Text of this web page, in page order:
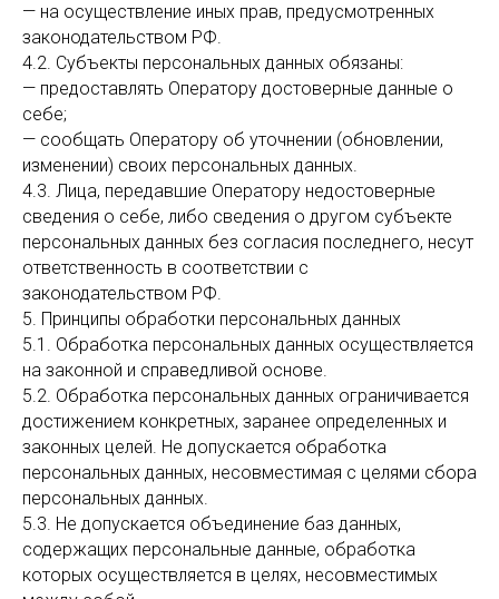
— на осуществление иных прав, предусмотренных
законодательством РФ.
4.2. Субъекты персональных данных обязаны:
— предоставлять Оператору достоверные данные о
себе;
— сообщать Оператору об уточнении (обновлении,
изменении) своих персональных данных.
4.3. Лица, передавшие Оператору недостоверные
сведения о себе, либо сведения о другом субъекте
персональных данных без согласия последнего, несут
ответственность в соответствии с
законодательством РФ.
5. Принципы обработки персональных данных
5.1. Обработка персональных данных осуществляется
на законной и справедливой основе.
5.2. Обработка персональных данных ограничивается
достижением конкретных, заранее определенных и
законных целей. Не допускается обработка
персональных данных, несовместимая с целями сбора
персональных данных.
5.3. Не допускается объединение баз данных,
содержащих персональные данные, обработка
которых осуществляется в целях, несовместимых